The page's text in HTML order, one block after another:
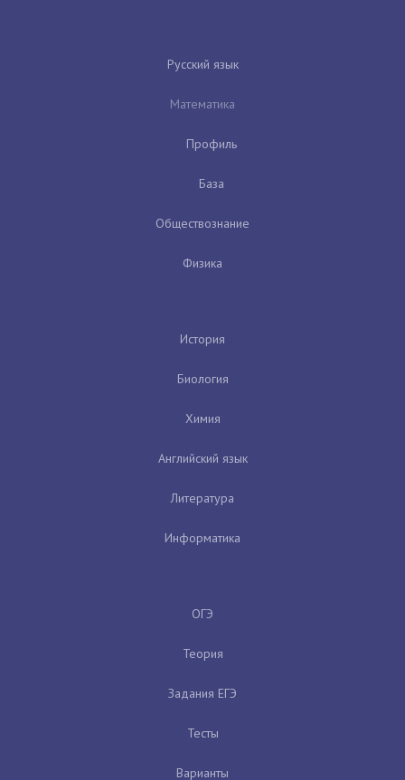
Русский язык
Математика
Профиль
База
Обществознание
Физика
История
Биология
Химия
Английский язык
Литература
Информатика
ОГЭ
Теория
Задания ЕГЭ
Тесты
Варианты